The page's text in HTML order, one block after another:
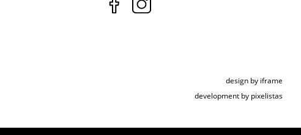
design by iframe
development by pixelistas